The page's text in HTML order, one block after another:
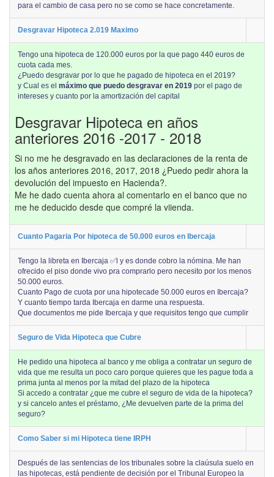
para el cambio de casa pero no se como se hace concretamente.
Desgravar Hipoteca 2.019 Maximo
Tengo una hipoteca de 120.000 euros por la que pago 440 euros de
cuota cada mes.
¿Puedo desgravar por lo que he pagado de hipoteca en el 2019?
y Cual es el máximo que puedo desgravar en 2019 por el pago de
intereses y cuanto por la amortización del capital
Desgravar Hipoteca en años
anteriores 2016 -2017 - 2018
Si no me he desgravado en las declaraciones de la renta de
los años anteriores 2016, 2017, 2018 ¿Puedo pedir ahora la
devolución del impuesto en Hacienda?.
Me he dado cuenta ahora al comentarlo en el banco que no
me he deducido desde que compré la viienda.
Cuanto Pagaria Por hipoteca de 50.000 euros en Ibercaja
Tengo la libreta en Ibercaja ✅l y es donde cobro la nómina. Me han
ofrecido el piso donde vivo pra comprarlo pero necesito por los menos
50.000 euros.
Cuanto Pago de cuota por una hipotecade 50.000 euros en Ibercaja?
Y cuanto tiempo tarda Ibercaja en darme una respuesta.
Que documentos me pide Ibercaja y que requisitos tengo que cumplir
Seguro de Vida Hipoteca que Cubre
He pedido una hipoteca al banco y me obliga a contratar un seguro de
vida que me resulta un poco caro porque quieres que les pague toda a
prima junta al menos por la mitad del plazo de la hipoteca
Si accedo a contratar ¿que me cubre el seguro de vida de la hipoteca?
y si cancelo antes el préstamo, ¿Me devuelven parte de la prima del
seguro?
Como Saber si mi Hipoteca tiene IRPH
Después de las sentencias de los tribunales sobre la claúsula suelo en
las hipotecas, está pendiente de decisión por el Tribunal Europeo la